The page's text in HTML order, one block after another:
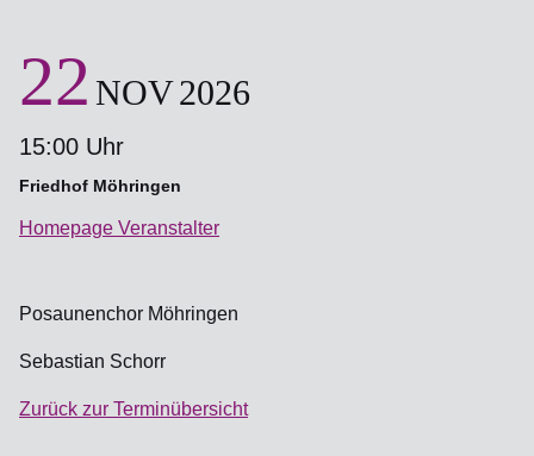
22 NOV2026
15:00 Uhr
Friedhof Möhringen
Homepage Veranstalter
Posaunenchor Möhringen
Sebastian Schorr
Zurück zur Terminübersicht